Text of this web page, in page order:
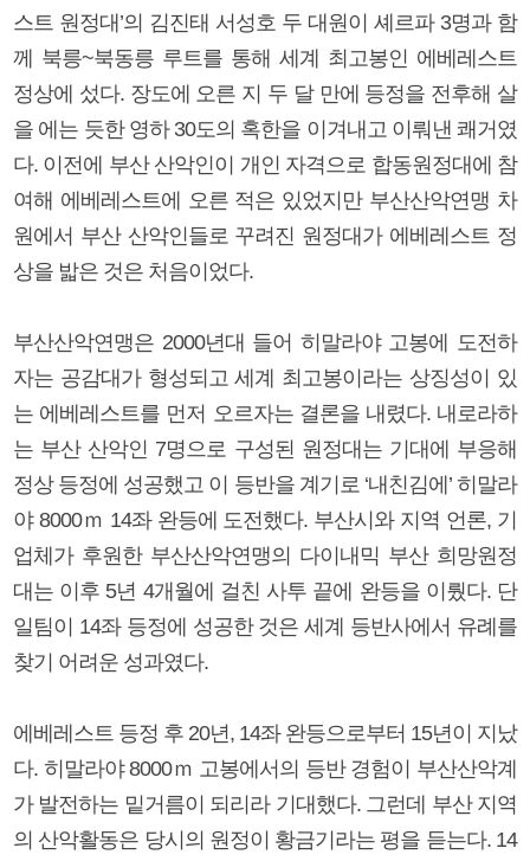
스트 원정대’의 김진태 서성호 두 대원이 셰르파 3명과 함
께 북릉~북동릉 루트를 통해 세계 최고봉인 에베레스트
정상에 섰다. 장도에 오른 지 두 달 만에 등정을 전후해 살
을 에는 듯한 영하 30도의 혹한을 이겨내고 이뤄낸 쾌거였
다. 이전에 부산 산악인이 개인 자격으로 합동원정대에 참
여해 에베레스트에 오른 적은 있었지만 부산산악연맹 차
원에서 부산 산악인들로 꾸려진 원정대가 에베레스트 정
상을 밟은 것은 처음이었다.
부산산악연맹은 2000년대 들어 히말라야 고봉에 도전하
자는 공감대가 형성되고 세계 최고봉이라는 상징성이 있
는 에베레스트를 먼저 오르자는 결론을 내렸다. 내로라하
는 부산 산악인 7명으로 구성된 원정대는 기대에 부응해
정상 등정에 성공했고 이 등반을 계기로 ‘내친김에’ 히말라
야 8000ｍ 14좌 완등에 도전했다. 부산시와 지역 언론, 기
업체가 후원한 부산산악연맹의 다이내믹 부산 희망원정
대는 이후 5년 4개월에 걸친 사투 끝에 완등을 이뤘다. 단
일팀이 14좌 등정에 성공한 것은 세계 등반사에서 유례를
찾기 어려운 성과였다.
에베레스트 등정 후 20년, 14좌 완등으로부터 15년이 지났
다. 히말라야 8000ｍ 고봉에서의 등반 경험이 부산산악계
가 발전하는 밑거름이 되리라 기대했다. 그런데 부산 지역
의 산악활동은 당시의 원정이 황금기라는 평을 듣는다. 14